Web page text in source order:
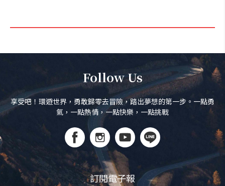
Follow Us
享受吧！環遊世界，勇敢歸零去冒險，踏出夢想的第一步。一點勇
氣，一點熱情，一點快樂，一點挑戰
訂閱電子報